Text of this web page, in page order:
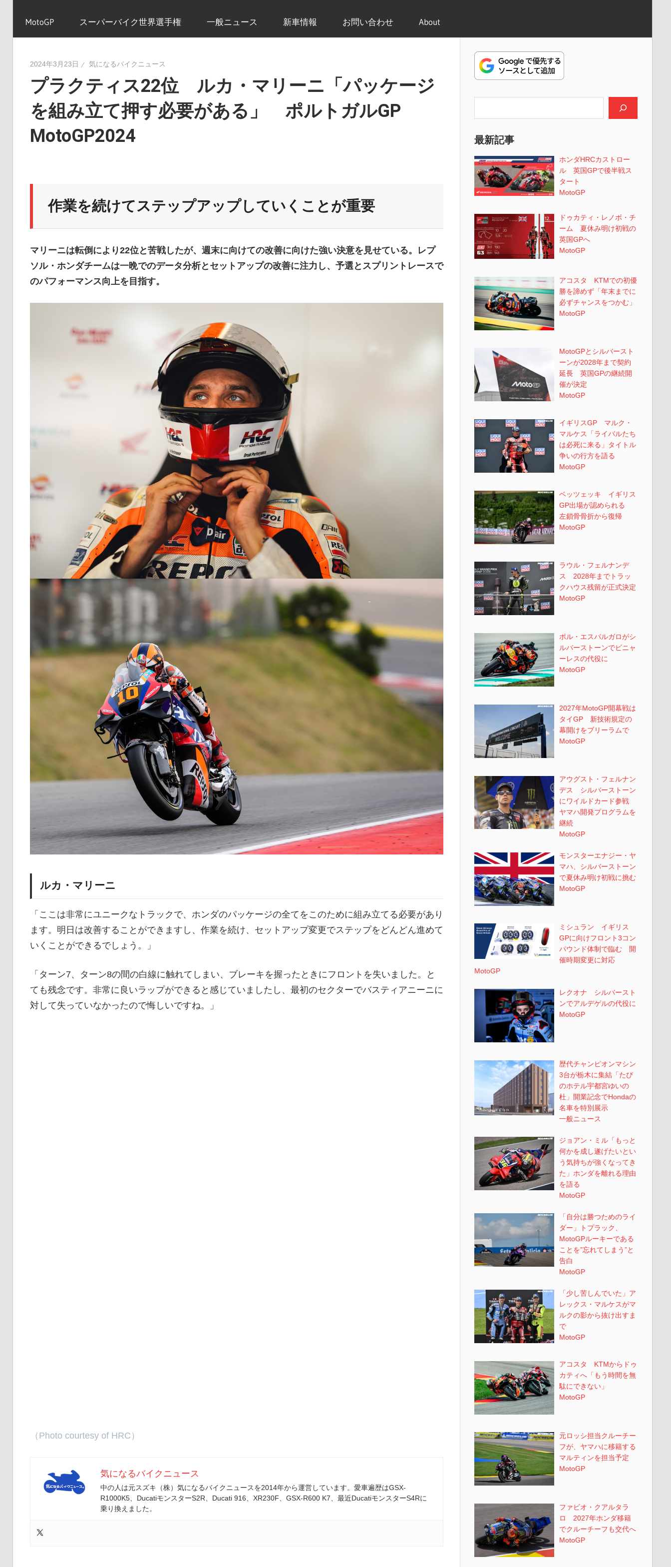
イ
ニ
ス
MotoGP スーパーバイク世界選手権 一般ニュース 新車情報 お問い合わせ About
2024年3月23日 気になるバイクニュース
プラクティス22位 ルカ・マリーニ「パッケージ
を組み立て押す必要がある」 ポルトガルGP
MotoGP2024
作業を続けてステップアップしていくことが重要
マリーニは転倒により22位と苦戦したが、週末に向けての改善に向けた強い決意を見せている。レプ
ソル・ホンダチームは一晩でのデータ分析とセットアップの改善に注力し、予選とスプリントレースで
のパフォーマンス向上を目指す。
ルカ・マリーニ
「ここは非常にユニークなトラックで、ホンダのパッケージの全てをこのために組み立てる必要があり
ます。明日は改善することができますし、作業を続け、セットアップ変更でステップをどんどん進めて
いくことができるでしょう。」
「ターン7、ターン8の間の白線に触れてしまい、ブレーキを握ったときにフロントを失いました。と
ても残念です。非常に良いラップができると感じていましたし、最初のセクターでバスティアニーニに
対して失っていなかったので悔しいですね。」
（Photo courtesy of HRC）
気になるバイクニュース
中の人は元スズキ（株）気になるバイクニュースを2014年から運営しています。愛車遍歴はGSX-
R1000K5、DucatiモンスターS2R、Ducati 916、XR230F、GSX-R600 K7、最近DucatiモンスターS4Rに
乗り換えました。
最新記事
ホンダHRCカストロー
ル 英国GPで後半戦ス
タート
MotoGP
ドゥカティ・レノボ・チ
ーム 夏休み明け初戦の
英国GPへ
MotoGP
アコスタ KTMでの初優
勝を諦めず「年末までに
必ずチャンスをつかむ」
MotoGP
MotoGPとシルバースト
ーンが2028年まで契約
延長 英国GPの継続開
催が決定
MotoGP
イギリスGP マルク・
マルケス「ライバルたち
は必死に来る」タイトル
争いの行方を語る
MotoGP
ベッツェッキ イギリス
GP出場が認められる
左鎖骨骨折から復帰
MotoGP
ラウル・フェルナンデ
ス 2028年までトラッ
クハウス残留が正式決定
MotoGP
ポル・エスパルガロがシ
ルバーストーンでビニャ
ーレスの代役に
MotoGP
2027年MotoGP開幕戦は
タイGP 新技術規定の
幕開けをブリーラムで
MotoGP
アウグスト・フェルナン
デス シルバーストーン
にワイルドカード参戦
ヤマハ開発プログラムを
継続
MotoGP
モンスターエナジー・ヤ
マハ、シルバーストーン
で夏休み明け初戦に挑む
MotoGP
ミシュラン イギリス
GPに向けフロント3コン
パウンド体制で臨む 開
催時期変更に対応
MotoGP
レクオナ シルバースト
ンでアルデゲルの代役に
MotoGP
歴代チャンピオンマシン
3台が栃木に集結「たび
のホテル宇都宮ゆいの
杜」開業記念でHondaの
名車を特別展示
一般ニュース
ジョアン・ミル「もっと
何かを成し遂げたいとい
う気持ちが強くなってき
た」ホンダを離れる理由
を語る
MotoGP
「自分は勝つためのライ
ダー」トプラック、
MotoGPルーキーである
ことを”忘れてしまう”と
告白
MotoGP
「少し苦しんでいた」ア
レックス・マルケスがマ
ルクの影から抜け出すま
で
MotoGP
アコスタ KTMからドゥ
カティへ「もう時間を無
駄にできない」
MotoGP
元ロッシ担当クルーチー
フが、ヤマハに移籍する
マルティンを担当予定
MotoGP
ファビオ・クアルタラ
ロ 2027年ホンダ移籍
でクルーチーフも交代へ
MotoGP